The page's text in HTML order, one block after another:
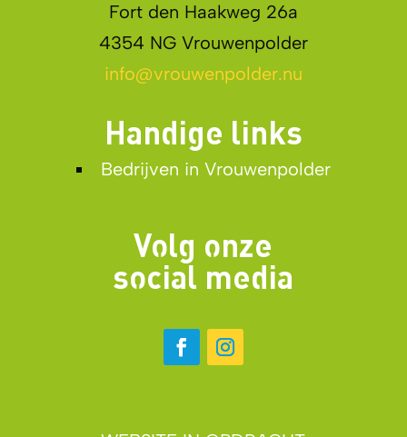
Fort den Haakweg 26a
4354 NG Vrouwenpolder
info@vrouwenpolder.nu
Handige links
Bedrijven in Vrouwenpolder
Volg onze
social media